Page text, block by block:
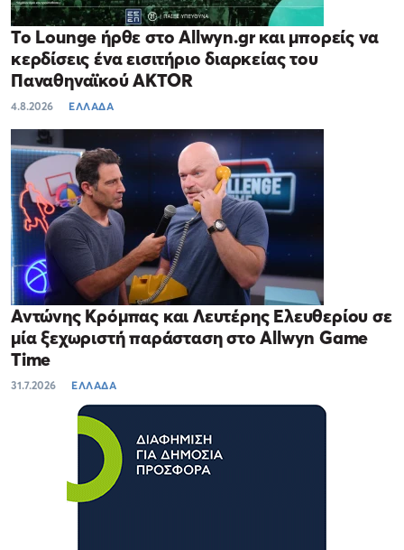
Το Lounge ήρθε στο Allwyn.gr και μπορείς να
κερδίσεις ένα εισιτήριο διαρκείας του
Παναθηναϊκού AKTOR
4.8.2026 ΕΛΛΑΔΑ
Αντώνης Κρόμπας και Λευτέρης Ελευθερίου σε
μία ξεχωριστή παράσταση στο Allwyn Game
Time
31.7.2026 ΕΛΛΑΔΑ